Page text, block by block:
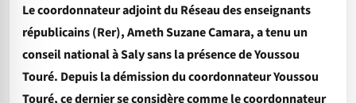
Le coordonnateur adjoint du Réseau des enseignants
républicains (Rer), Ameth Suzane Camara, a tenu un
conseil national à Saly sans la présence de Youssou
Touré. Depuis la démission du coordonnateur Youssou
Touré, ce dernier se considère comme le coordonnateur